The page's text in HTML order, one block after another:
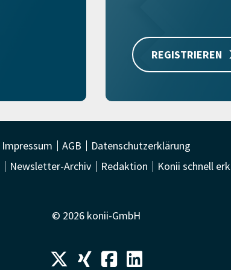
REGISTRIEREN
Impressum AGB
Datenschutzerklärung
Newsletter-Archiv Redaktion Konii schnell
© 2026 konii-GmbH